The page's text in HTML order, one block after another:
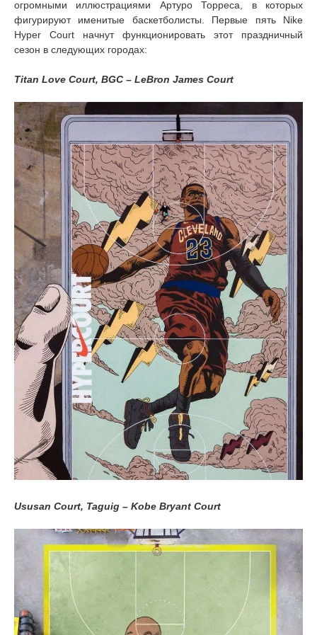
огромными иллюстрациями Артуро Торреса, в которых
фигурируют именитые баскетболисты. Первые пять Nike
Hyper Court начнут функционировать этот праздничный
сезон в следующих городах:
Titan Love Court, BGC – LeBron James Court
Ususan Court, Taguig – Kobe Bryant Court